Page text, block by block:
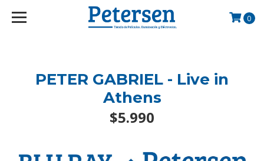
googlef2d1455d5020445a.html
0
PETER GABRIEL - Live in
Athens
$5.990